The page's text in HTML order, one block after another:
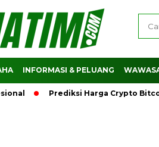
INFORMASI & PELUANG
Prediksi Harga Crypto Bitcoin: